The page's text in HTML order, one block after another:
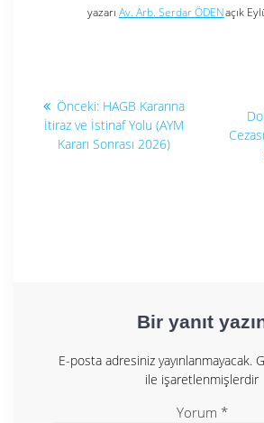
yazarı Av. Arb. Serdar ÖDENaçık
gezinmesi
Önceki: Önceki
yazı:
HAGB Kararına
İtiraz ve İstinaf Yolu (AYM
Kararı Sonrası 2026)
Bir yanıt
E-posta adresiniz yayınlanmayacak.
ile işaretlenmişlerdir
Yorum *